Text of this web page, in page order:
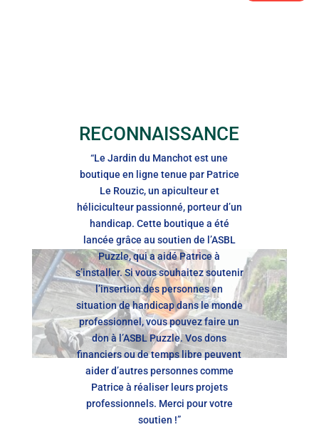
RECONNAISSANCE
“Le Jardin du Manchot est une
boutique en ligne tenue par Patrice
Le Rouzic, un apiculteur et
héliciculteur passionné, porteur d’un
handicap. Cette boutique a été
lancée grâce au soutien de l’ASBL
Puzzle, qui a aidé Patrice à
s’installer. Si vous souhaitez soutenir
l’insertion des personnes en
situation de handicap dans le monde
professionnel, vous pouvez faire un
don à l’ASBL Puzzle. Vos dons
financiers ou de temps libre peuvent
aider d’autres personnes comme
Patrice à réaliser leurs projets
professionnels. Merci pour votre
soutien !”